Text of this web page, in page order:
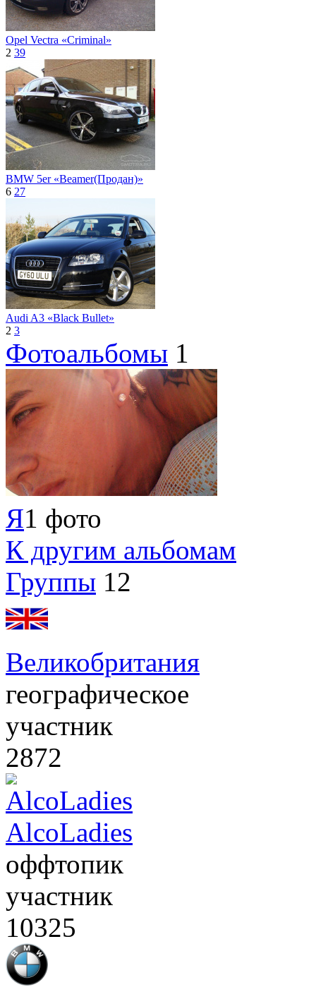
Opel Vectra «Criminal»
2 39
BMW 5er «Beamer(Продан)»
6 27
Audi A3 «Black Bullet»
2 3
Фотоальбомы 1
Я1 фото
К другим альбомам
Группы 12
Великобритания
географическое
участник
2872
AlcoLadies
оффтопик
участник
10325